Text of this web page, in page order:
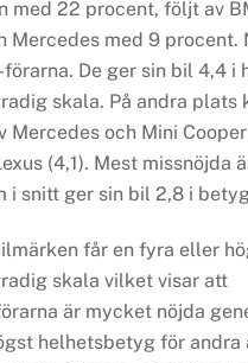
med 22 procent, följt av
Mercedes med 9 procent.
De ger sin bil 4,4 i
skala. På andra plats
Mercedes och Mini
(4,1). Mest missnöjda
i snitt ger sin bil 2,8 i
får en fyra eller
skala vilket visar att
är mycket nöjda
helhetsbetyg för andra